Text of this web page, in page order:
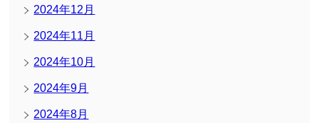
2024年12月
2024年11月
2024年10月
2024年9月
2024年8月